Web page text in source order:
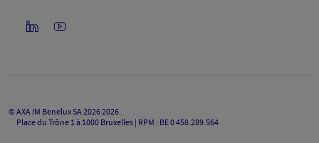
©AXA IM Benelux SA 20262026.
Place du Trône 1 à 1000 Bruxelles | RPM : BE 0 458.289.564